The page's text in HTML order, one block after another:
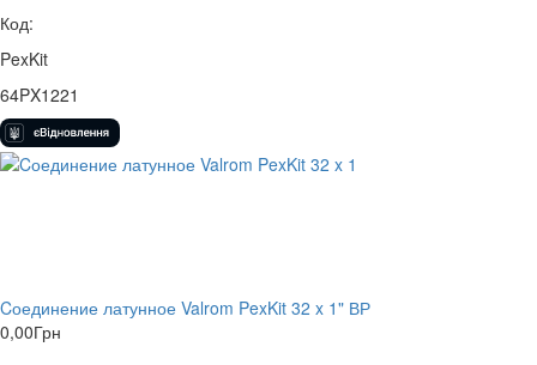
Код:
PexKit
64PX1221
Cоединение латунное Valrom PexKit 32 x 1" ВР
0,00Грн